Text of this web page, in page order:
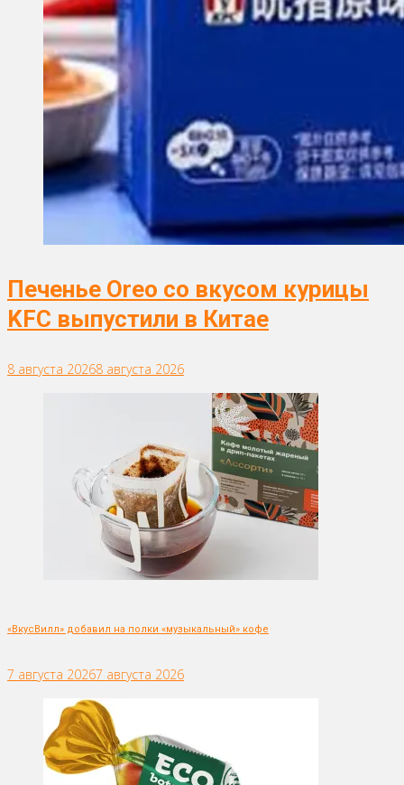
Печенье Oreo со вкусом курицы
KFC выпустили в Китае
8 августа 20268 августа 2026
«ВкусВилл» добавил на полки «музыкальный» кофе
7 августа 20267 августа 2026